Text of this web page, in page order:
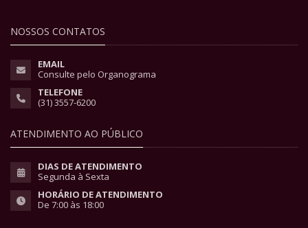
NOSSOS CONTATOS
EMAIL
Consulte pelo Organograma
TELEFONE
(31) 3557-6200
ATENDIMENTO AO PÚBLICO
DIAS DE ATENDIMENTO
Segunda à Sexta
HORÁRIO DE ATENDIMENTO
De 7:00 às 18:00